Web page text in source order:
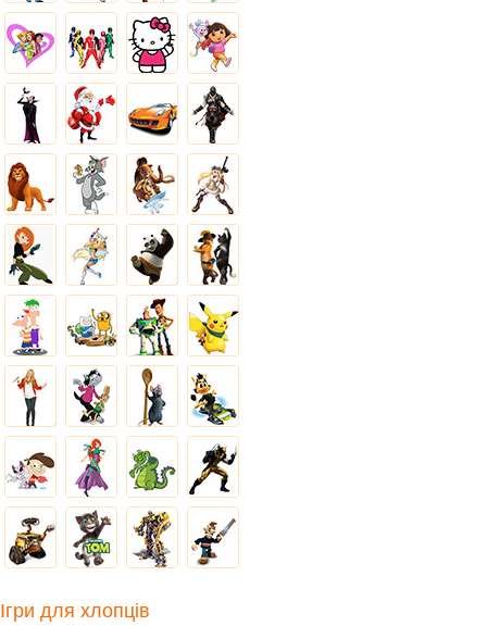
Ігри для хлопців